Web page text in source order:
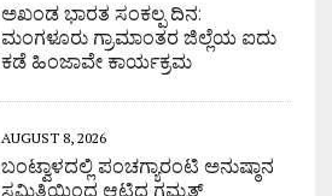
ಅಖಂಡ ಭಾರತ ಸಂಕಲ್ಪ ದಿನ:
ಮಂಗಳೂರು ಗ್ರಾಮಾಂತರ ಜಿಲ್ಲೆಯ ಐದು
ಕಡೆ ಹಿಂಜಾವೇ ಕಾರ್ಯಕ್ರಮ
AUGUST 8, 2026
ಬಂಟ್ವಾಳದಲ್ಲಿ ಪಂಚಗ್ಯಾರಂಟಿ ಅನುಷ್ಠಾನ
ಸಮಿತಿಯಿಂದ ಆಟಿದ ಗಮ್ಮತ್ತ್